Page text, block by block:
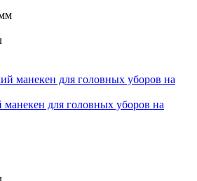
для головных уборов на